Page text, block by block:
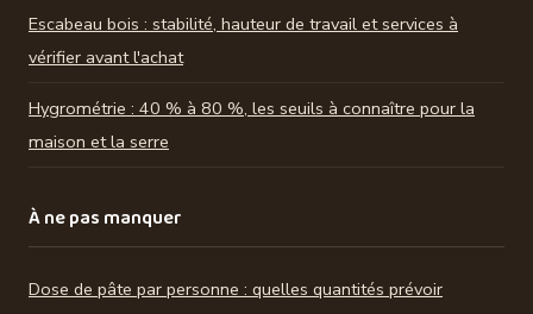
Escabeau bois : stabilité, hauteur de travail et services à
vérifier avant l'achat
Hygrométrie : 40 % à 80 %, les seuils à connaître pour la
maison et la serre
À ne pas manquer
Dose de pâte par personne : quelles quantités prévoir